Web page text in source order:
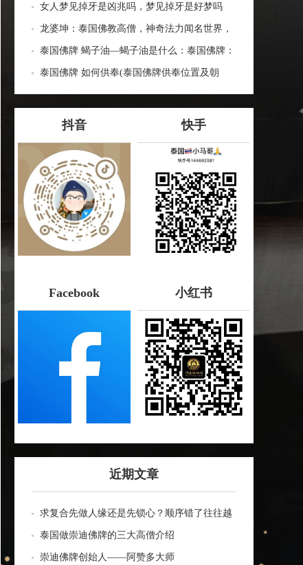
绍。
女人梦见掉牙是凶兆吗，梦见掉牙是好梦吗
龙婆坤：泰国佛教高僧，神奇法力闻名世界，
受众敬仰的灵性导师
泰国佛牌 蝎子油—蝎子油是什么：泰国佛牌：
蝎子油的神奇力量
泰国佛牌 如何供奉(泰国佛牌供奉位置及朝
向：泰国佛牌供奉指南)
抖音 快手
Facebook 小红书
近期文章
求复合先做人缘还是先锁心？顺序错了往往越
做越乱
泰国做崇迪佛牌的三大高僧介绍
崇迪佛牌创始人——阿赞多大师